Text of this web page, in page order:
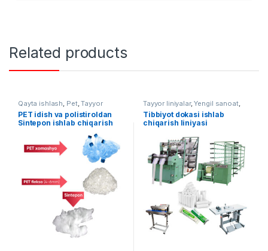
Related products
Qayta ishlash, Pet,Tayyor
liniyalar
PET idish va polistiroldan
Sintepon ishlab chiqarish
Tayyor liniyalar,Yengil sanoat,
To'quv uskunalari
Tibbiyot dokasi ishlab
chiqarish liniyasi